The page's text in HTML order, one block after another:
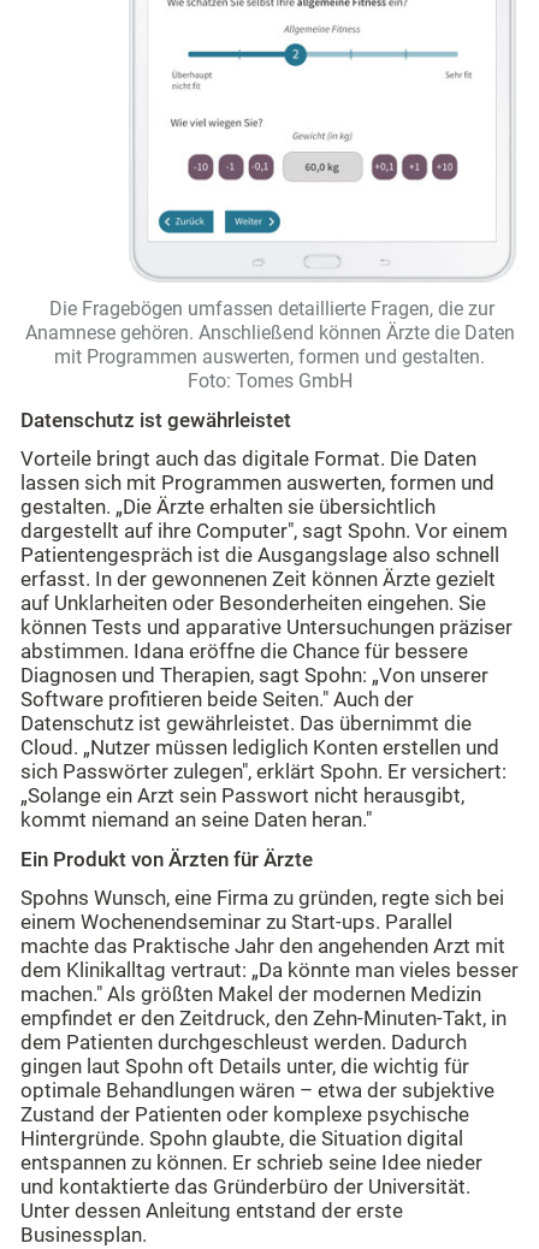
Die Fragebögen umfassen detaillierte Fragen, die zur
Anamnese gehören. Anschließend können Ärzte die Daten
mit Programmen auswerten, formen und gestalten.
Foto: Tomes GmbH
Datenschutz ist gewährleistet
Vorteile bringt auch das digitale Format. Die Daten
lassen sich mit Programmen auswerten, formen und
gestalten. „Die Ärzte erhalten sie übersichtlich
dargestellt auf ihre Computer", sagt Spohn. Vor einem
Patientengespräch ist die Ausgangslage also schnell
erfasst. In der gewonnenen Zeit können Ärzte gezielt
auf Unklarheiten oder Besonderheiten eingehen. Sie
können Tests und apparative Untersuchungen präziser
abstimmen. Idana eröffne die Chance für bessere
Diagnosen und Therapien, sagt Spohn: „Von unserer
Software profitieren beide Seiten." Auch der
Datenschutz ist gewährleistet. Das übernimmt die
Cloud. „Nutzer müssen lediglich Konten erstellen und
sich Passwörter zulegen", erklärt Spohn. Er versichert:
„Solange ein Arzt sein Passwort nicht herausgibt,
kommt niemand an seine Daten heran."
Ein Produkt von Ärzten für Ärzte
Spohns Wunsch, eine Firma zu gründen, regte sich bei
einem Wochenendseminar zu Start-ups. Parallel
machte das Praktische Jahr den angehenden Arzt mit
dem Klinikalltag vertraut: „Da könnte man vieles besser
machen." Als größten Makel der modernen Medizin
empfindet er den Zeitdruck, den Zehn-Minuten-Takt, in
dem Patienten durchgeschleust werden. Dadurch
gingen laut Spohn oft Details unter, die wichtig für
optimale Behandlungen wären – etwa der subjektive
Zustand der Patienten oder komplexe psychische
Hintergründe. Spohn glaubte, die Situation digital
entspannen zu können. Er schrieb seine Idee nieder
und kontaktierte das Gründerbüro der Universität.
Unter dessen Anleitung entstand der erste
Businessplan.